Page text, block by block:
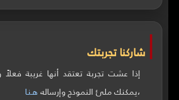
شاركنا تجربتك
إذا عشت تجربة تعتقد أنها غريبة
،يمكنك ملئ النموذج وإرسالههـنـا